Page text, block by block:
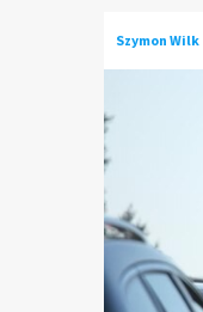
Szymon Wilk